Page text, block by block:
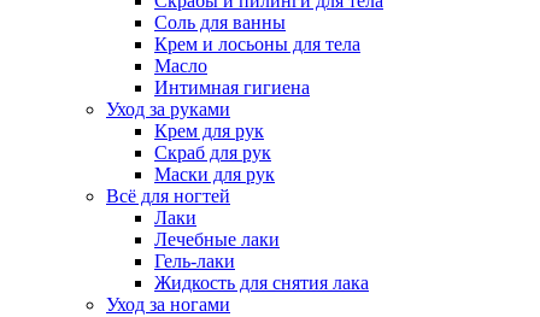
Соль для ванны
Крем и лосьоны для тела
Масло
Интимная гигиена
Уход за руками
Крем для рук
Скраб для рук
Маски для рук
Всё для ногтей
Лаки
Лечебные лаки
Гель-лаки
Жидкость для снятия лака
Уход за ногами